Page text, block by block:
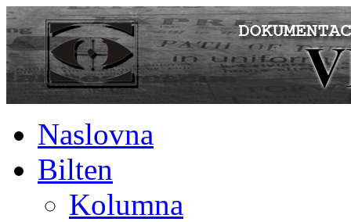
Naslovna
Bilten
Kolumna